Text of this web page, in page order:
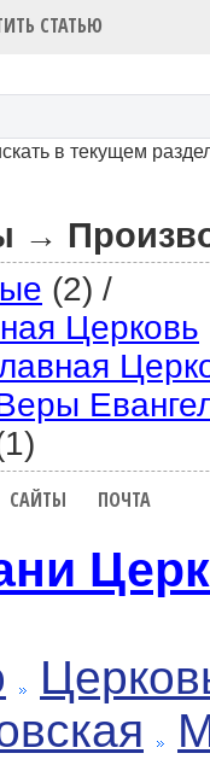
СТАТЬЮ
в текущем
→
(2) /
Церковь
САЙТЫ ПОЧТА